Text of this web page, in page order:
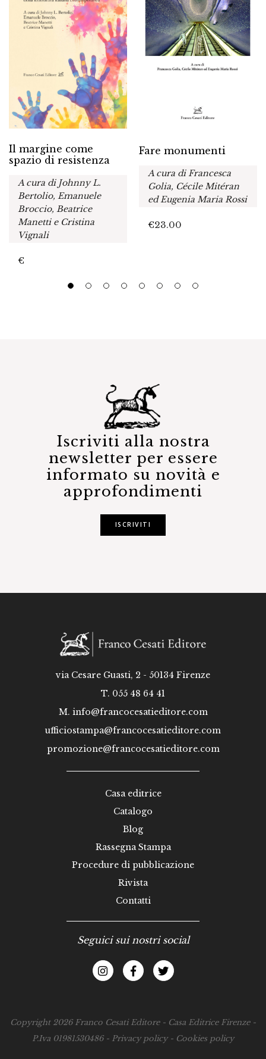
Il margine come
spazio di resistenza
A cura di Johnny L.
Bertolio, Emanuele
Broccio, Beatrice
Manetti e Cristina
Vignali
€
Fare monumenti
A cura di Francesca
Golia, Cécile Mitéran
ed Eugenia Maria Rossi
€23.00
Iscriviti alla nostra
newsletter per essere
informato su novità e
approfondimenti
ISCRIVITI
via Cesare Guasti, 2 - 50134 Firenze
T. 055 48 64 41
M. info@francocesatieditore.com
ufficiostampa@francocesatieditore.com
promozione@francocesatieditore.com
Casa editrice
Catalogo
Blog
Rassegna Stampa
Procedure di pubblicazione
Rivista
Contatti
Seguici sui nostri social
Copyright 2026 Franco Cesati Editore - Casa Editrice Firenze -
P.Iva 01981530486 - Privacy policy- Cookies policy